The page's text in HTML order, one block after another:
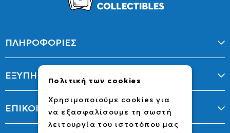
ΠΛΗΡΟΦΟΡΙΕΣ
ΕΞΥΠΗΡΕΤΗΣΗ
ΕΠΙΚΟΙΝΩΝΙΑ
Πολιτική των cookies
Χρησιμοποιούμε cookies για
να εξασφαλίσουμε τη σωστή
λειτουργία του ιστοτόπου μας